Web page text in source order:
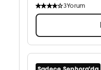
3Yorum